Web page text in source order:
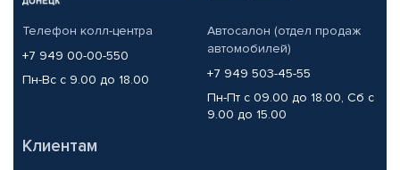
Телефон колл-центра
+7 949 00-00-550
Пн-Вс с 9.00 до 18.00
Автосалон (отдел продаж
автомобилей)
+7 949 503-45-55
Пн-Пт с 09.00 до 18.00, Сб с
9.00 до 15.00
Клиентам